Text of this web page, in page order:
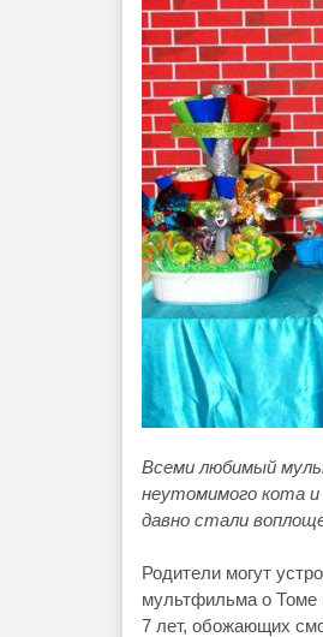
Всеми любимый
неутомимого кота
давно стали
Родители могут
мультфильма о Томе
7 лет, обожающих